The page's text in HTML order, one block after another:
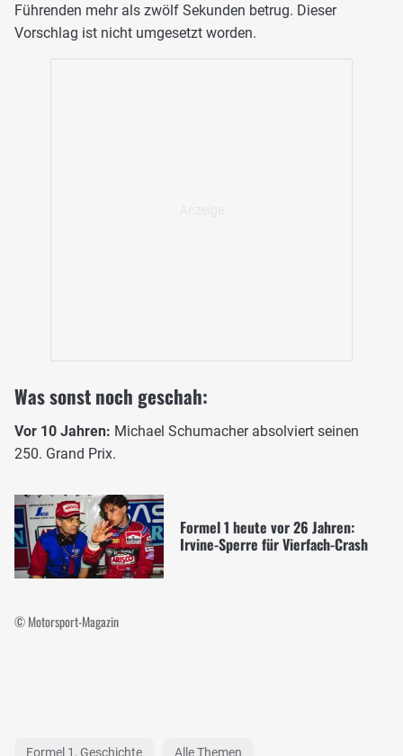
Führenden mehr als zwölf Sekunden betrug. Dieser
Vorschlag ist nicht umgesetzt worden.
Was sonst noch geschah:
Vor 10 Jahren: Michael Schumacher absolviert seinen
250. Grand Prix.
Formel 1 heute vor 26 Jahren:
Irvine-Sperre für Vierfach-Crash
© Motorsport-Magazin
Formel 1, Geschichte Alle Themen